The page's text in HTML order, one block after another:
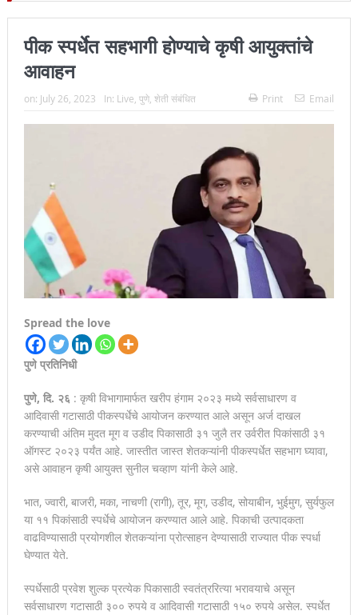
प्रमुख न्यायाधीश महेंद्र के महाजन
पीक स्पर्धेत सहभागी होण्याचे कृषी आयुक्तांचे
आवाहन
on: July 26, 2023 In: Live पुणे, शेती संबंधित Print Email
Spread the love
पुणे प्रतिनिधी
पुणे, दि. २६ : कृषी विभागामार्फत खरीप हंगाम २०२३ मध्ये सर्वसाधारण व
आदिवासी गटासाठी पीकस्पर्धेचे आयोजन करण्यात आले असून अर्ज दाखल
करण्याची अंतिम मुदत मूग व उडीद पिकासाठी ३१ जुलै तर उर्वरीत पिकांसाठी ३१
ऑगस्ट २०२३ पर्यंत आहे. जास्तीत जास्त शेतकऱ्यांनी पीकस्पर्धेत सहभाग घ्यावा,
असे आवाहन कृषी आयुक्त सुनील चव्हाण यांनी केले आहे.
भात, ज्वारी, बाजरी, मका, नाचणी (रागी), तूर, मूग, उडीद, सोयाबीन, भुईमुग, सुर्यफुल
या ११ पिकांसाठी स्पर्धेचे आयोजन करण्यात आले आहे. पिकाची उत्पादकता
वाढविण्यासाठी प्रयोगशील शेतकऱ्यांना प्रोत्साहन देण्यासाठी राज्यात पीक स्पर्धा
घेण्यात येते.
स्पर्धेसाठी प्रवेश शुल्क प्रत्येक पिकासाठी स्वतंत्ररित्या भरावयाचे असून
सर्वसाधारण गटासाठी ३०० रुपये व आदिवासी गटासाठी १५० रुपये असेल. स्पर्धेत